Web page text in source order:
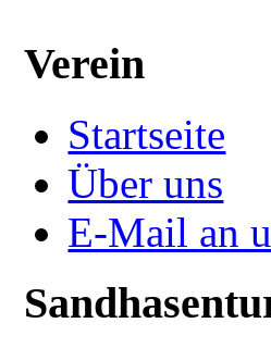
Verein
Startseite
Über uns
E-Mail an